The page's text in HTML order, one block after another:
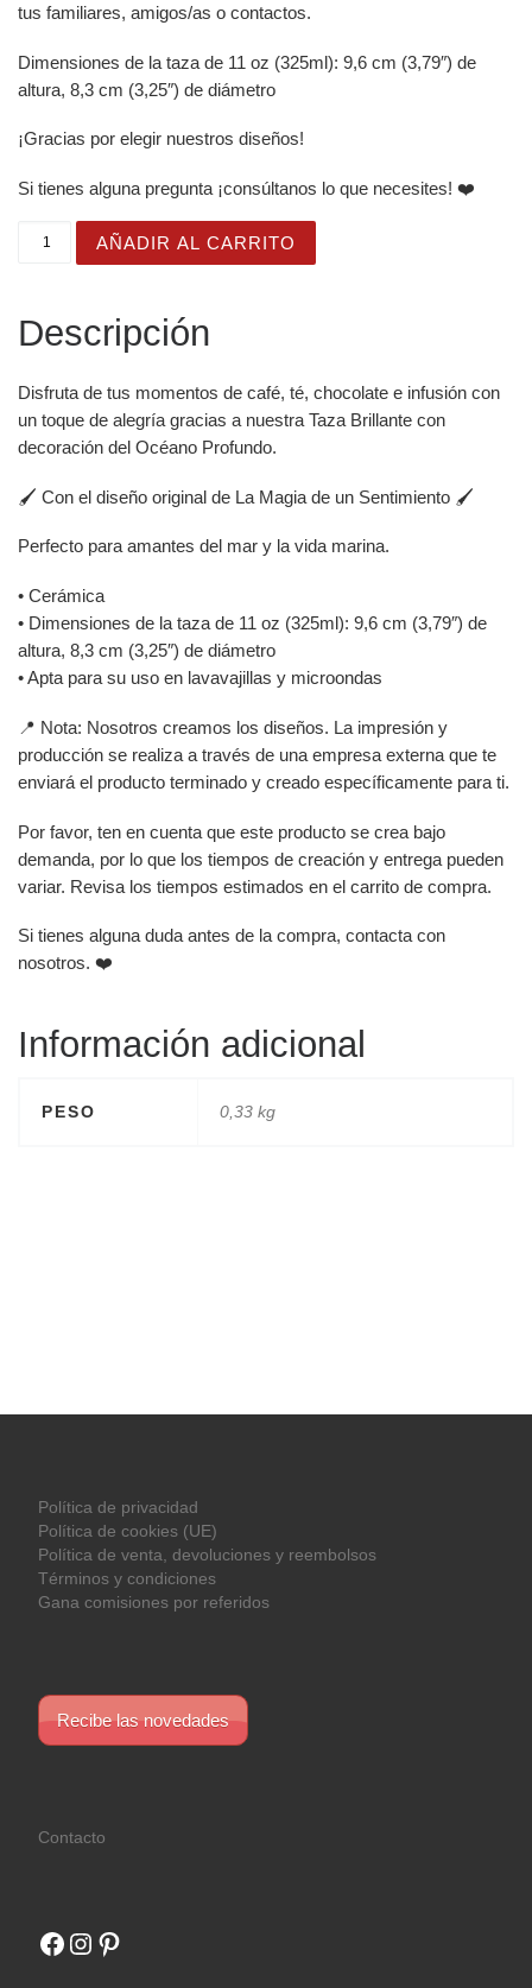
tus familiares, amigos/as o contactos.
Dimensiones de la taza de 11 oz (325ml): 9,6 cm (3,79″) de
altura, 8,3 cm (3,25″) de diámetro
¡Gracias por elegir nuestros diseños!
Si tienes alguna pregunta ¡consúltanos lo que necesites! ❤️
Taza Brillante con Bonita Medusa Rosa y Sombrero
AÑADIR AL CARRITO
Descripción
Disfruta de tus momentos de café, té, chocolate e infusión con
un toque de alegría gracias a nuestra Taza Brillante con
decoración del Océano Profundo.
🖌️ Con el diseño original de La Magia de un Sentimiento 🖌️
Perfecto para amantes del mar y la vida marina.
• Cerámica
• Dimensiones de la taza de 11 oz (325ml): 9,6 cm (3,79″) de
altura, 8,3 cm (3,25″) de diámetro
• Apta para su uso en lavavajillas y microondas
📍 Nota: Nosotros creamos los diseños. La impresión y
producción se realiza a través de una empresa externa que te
enviará el producto terminado y creado específicamente para ti.
Por favor, ten en cuenta que este producto se crea bajo
demanda, por lo que los tiempos de creación y entrega pueden
variar. Revisa los tiempos estimados en el carrito de compra.
Si tienes alguna duda antes de la compra, contacta con
nosotros. ❤️
Información adicional
PESO 0,33 kg
Política de privacidad
Política de cookies (UE)
Política de venta, devoluciones y reembolsos
Términos y condiciones
Gana comisiones por referidos
Recibe las novedades
Contacto
Facebook
Instagram
Pinterest